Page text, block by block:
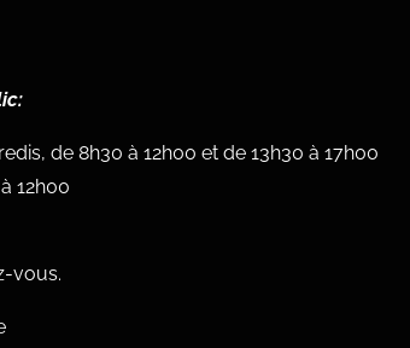
de 8h30 à 12h00 et de 13h30 à 17h00
12h00
vous.